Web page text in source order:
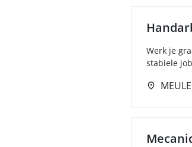
Werk je
stabiele